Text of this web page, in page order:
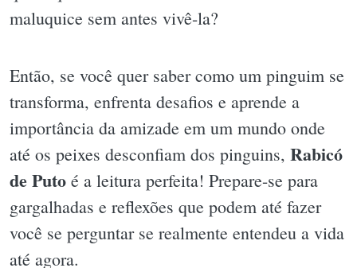
maluquice sem antes vivê-la?
Então, se você quer saber como um pinguim se
transforma, enfrenta desafios e aprende a
importância da amizade em um mundo onde
até os peixes desconfiam dos pinguins, Rabicó
de Puto é a leitura perfeita! Prepare-se para
gargalhadas e reflexões que podem até fazer
você se perguntar se realmente entendeu a vida
até agora.